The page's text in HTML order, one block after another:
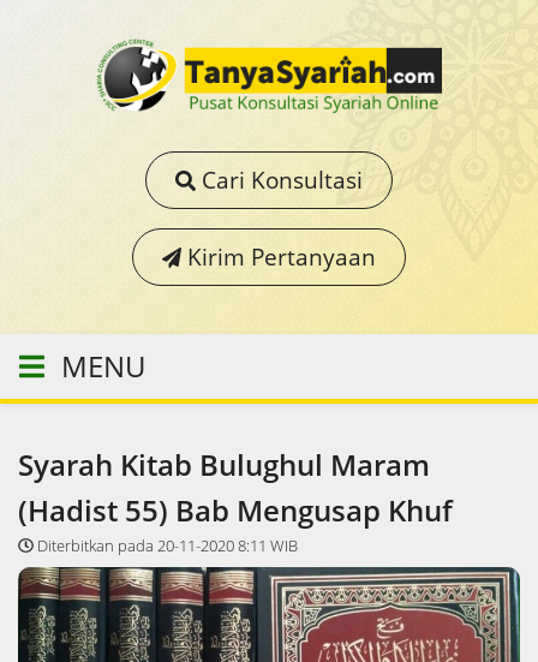
Cari Konsultasi
Kirim Pertanyaan
MENU
Syarah Kitab Bulughul Maram
(Hadist 55) Bab Mengusap Khuf
Diterbitkan pada 20-11-2020 8:11 WIB